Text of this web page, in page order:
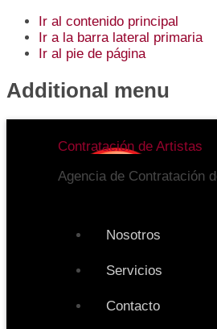
Ir al contenido principal
Ir a la barra lateral primaria
Ir al pie de página
Additional menu
Contratación de Artistas
Agencia de Contratación
Nosotros
Servicios
Contacto